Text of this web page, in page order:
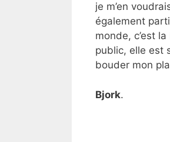
je m’en
également
monde, c’est
public, elle est
bouder mon
Bjork.